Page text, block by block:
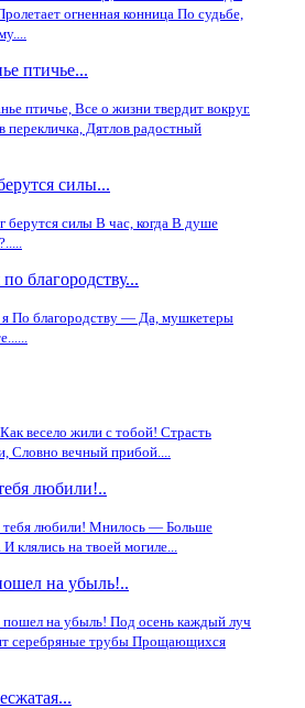
огненная конница По судьбе,
птичье...
птичье, Все о жизни твердит вокруг.
перекличка, Дятлов радостный
силы...
берутся силы В час, когда В душе
благородству...
я По благородству — Да, мушкетеры
весело жили с тобой! Страсть
Словно вечный прибой....
любили!..
тебя любили! Мнилось — Больше
клялись на твоей могиле...
на убыль!..
пошел на убыль! Под осень каждый луч
серебряные трубы Прощающихся